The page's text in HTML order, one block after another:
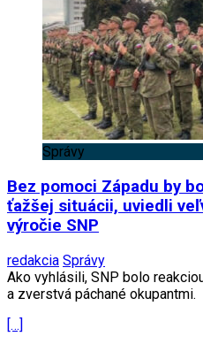
Správy
Bez pomoci Západu by
ťažšej situácii, uviedli
výročie SNP
redakcia Správy
Ako vyhlásili, SNP bolo
a zverstvá páchané okupantmi.
[…]